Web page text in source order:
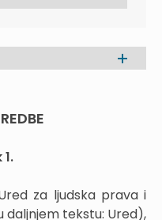
za ljudska prava i
daljnjem tekstu: Ured),